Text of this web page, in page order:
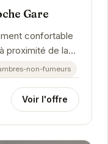
Gare
confortable
proximité de la
il...
non-fumeurs
Voir l'offre